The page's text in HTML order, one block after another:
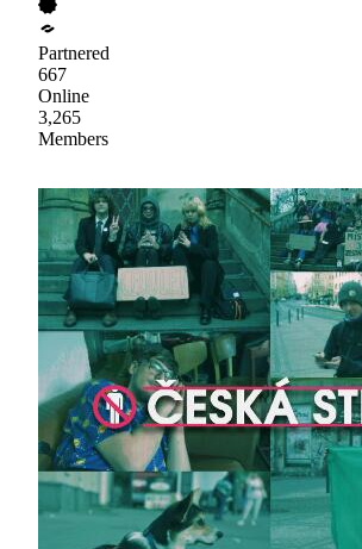
Partnered
667
Online
3,265
Members